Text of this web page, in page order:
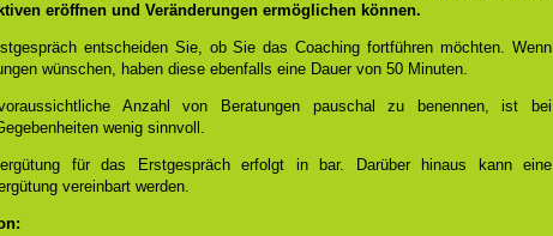
eröffnen und Veränderungen ermöglichen können.
entscheiden Sie, ob Sie das Coaching fortführen möchten. Wenn
wünschen, haben diese ebenfalls eine Dauer von 50 Minuten.
Anzahl von Beratungen pauschal zu benennen, ist bei
wenig sinnvoll.
für das Erstgespräch erfolgt in bar. Darüber hinaus kann eine
vereinbart werden.